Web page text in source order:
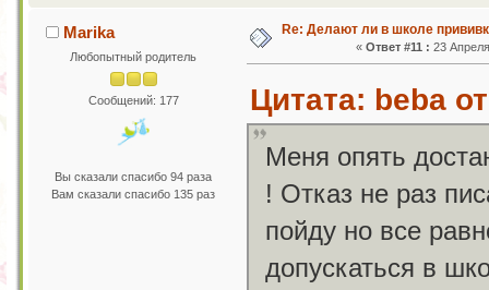
Marika
Любопытный родитель
Сообщений: 177
Вы сказали спасибо 94 раза
Вам сказали спасибо 135 раз
Re: Делают ли в школе
« Ответ #11 : 23
Цитата: beba
Меня опять
! Отказ не раз
пойду но все
допускаться в